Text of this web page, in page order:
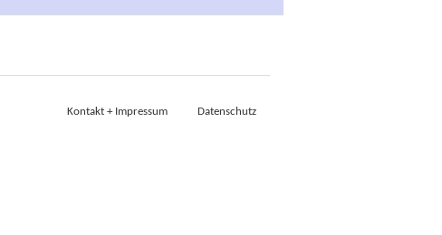
Kontakt + Impressum
Datenschutz